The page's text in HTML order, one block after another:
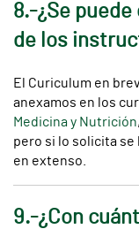
8.-¿Se
de los
El Curiculum en
anexamos en los
Medicina y Nutrición
pero si lo solicita se
en extenso.
9.-¿Con